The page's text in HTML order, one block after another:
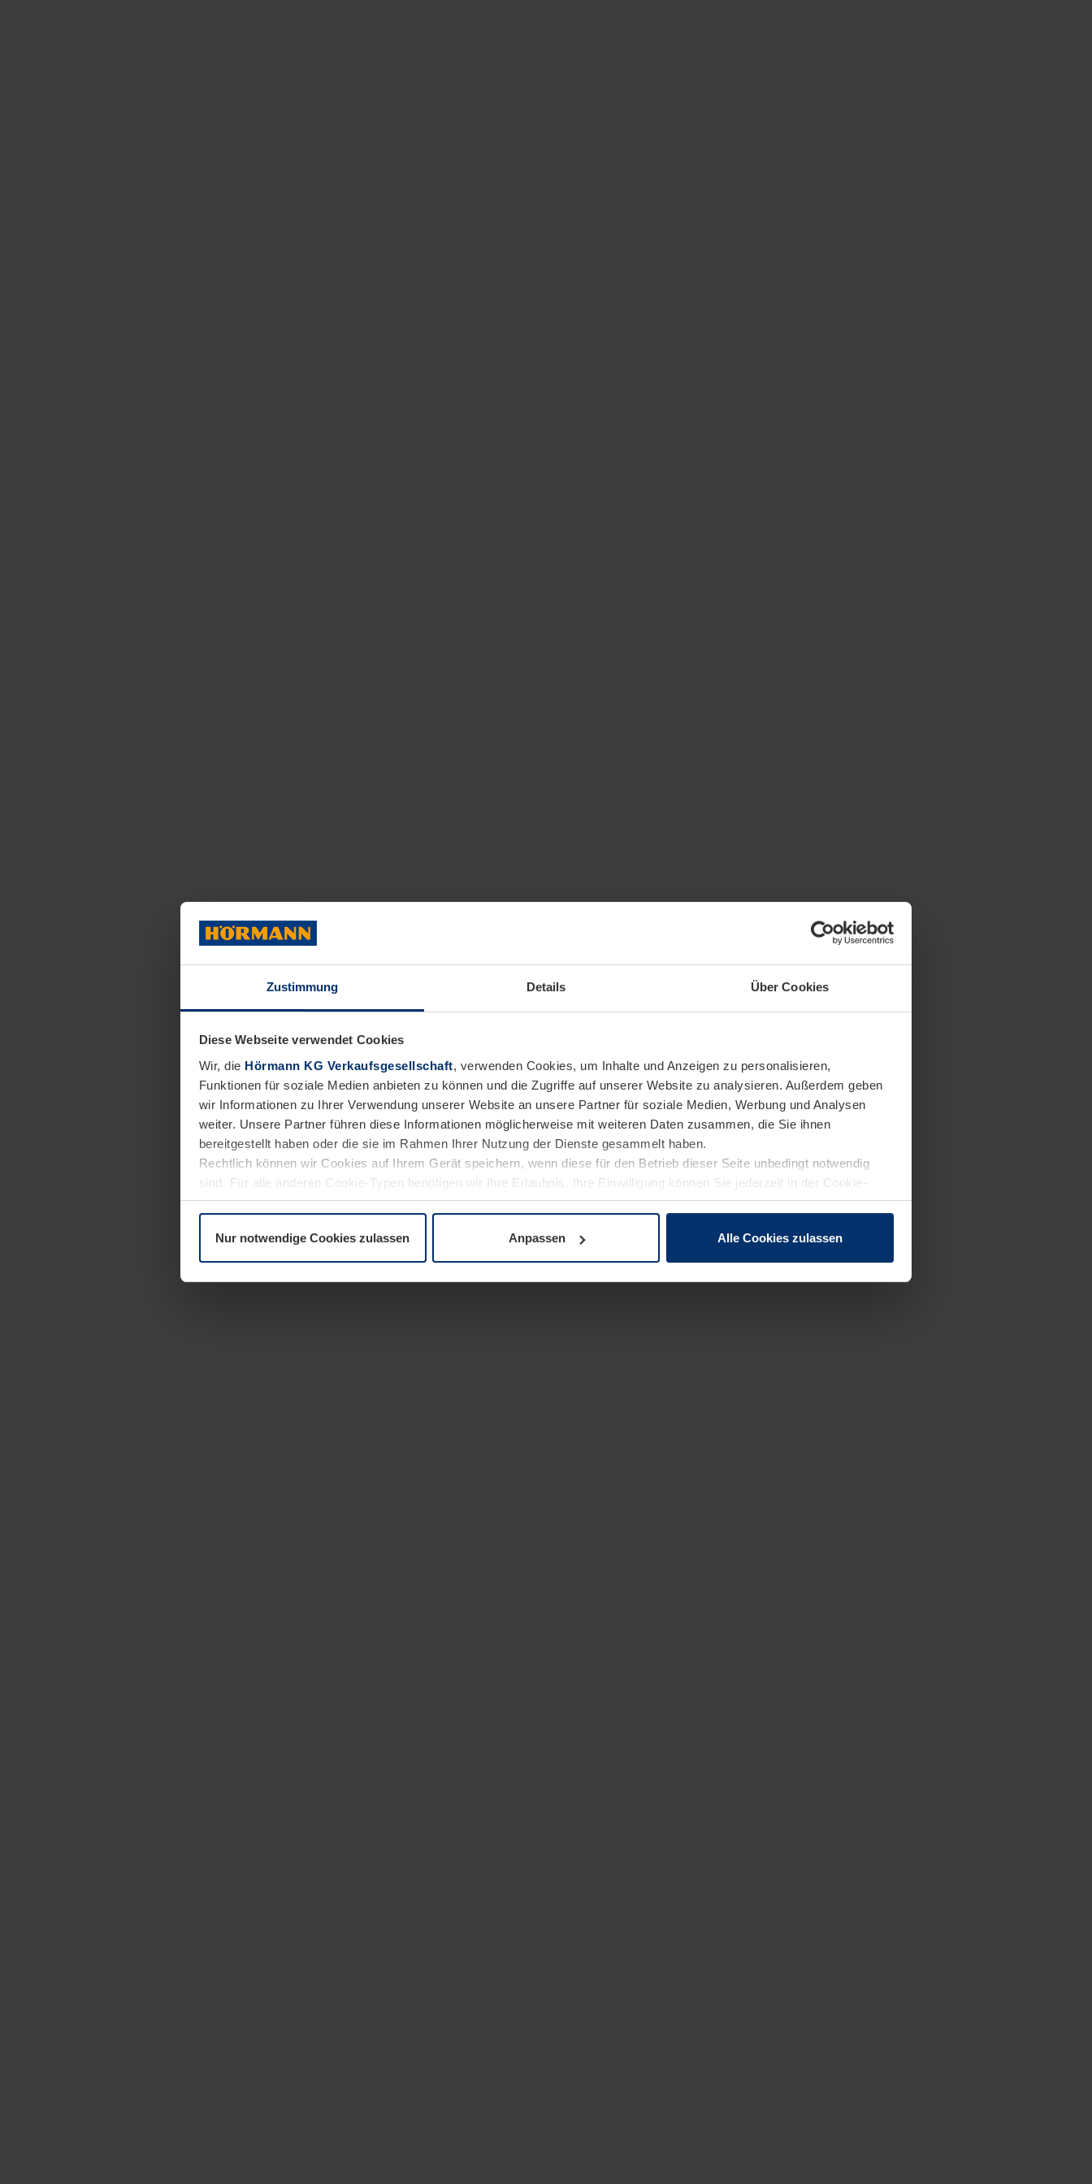
Zustimmung Details Über Cookies
Diese Webseite verwendet Cookies
Wir, die Hörmann KG Verkaufsgesellschaft, verwenden Cookies, um Inhalte und Anzeigen zu personalisieren,
Funktionen für soziale Medien anbieten zu können und die Zugriffe auf unserer Website zu analysieren. Außerdem geben
wir Informationen zu Ihrer Verwendung unserer Website an unsere Partner für soziale Medien, Werbung und Analysen
weiter. Unsere Partner führen diese Informationen möglicherweise mit weiteren Daten zusammen, die Sie ihnen
bereitgestellt haben oder die sie im Rahmen Ihrer Nutzung der Dienste gesammelt haben.
Rechtlich können wir Cookies auf Ihrem Gerät speichern, wenn diese für den Betrieb dieser Seite unbedingt notwendig
sind. Für alle anderen Cookie-Typen benötigen wir Ihre Erlaubnis. Ihre Einwilligung können Sie jederzeit in der Cookie-
Erläuterung auf der SeiteDatenschutzerklärungunserer Website ändern oder widerrufen.
Nur notwendige Cookies zulassen Anpassen Alle Cookies zulassen